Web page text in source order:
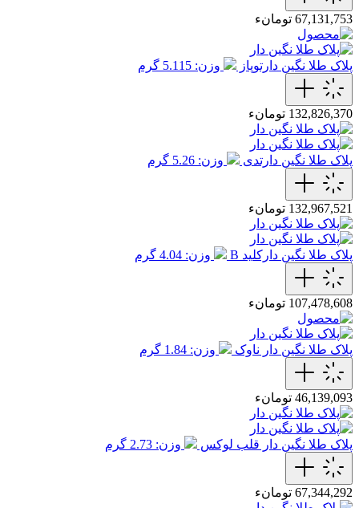
67,131,753 تومانء
پلاک طلا نگین دارتوپاز وزن: 5.115 گرم
132,826,370 تومانء
پلاک طلا نگین دارتدی وزن: 5.26 گرم
132,967,521 تومانء
پلاک طلا نگین دارکلید B وزن: 4.04 گرم
107,478,608 تومانء
پلاک طلا نگین دار ناوک وزن: 1.84 گرم
46,139,093 تومانء
پلاک طلا نگین دار قلب لوکس وزن: 2.73 گرم
67,344,292 تومانء